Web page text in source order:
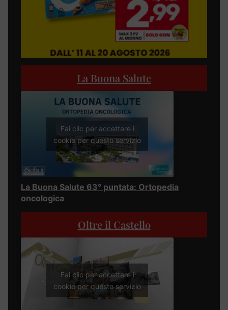
La Buona Salute
Fai clic per accettare i
cookie per questo servizio
La Buona Salute 63° puntata: Ortopedia
oncologica
Oltre il Castello
Fai clic per accettare i
cookie per questo servizio